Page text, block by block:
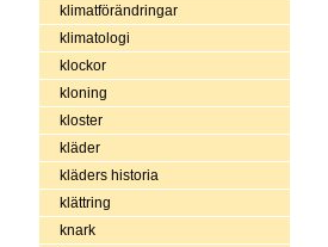
klimatförändringar
klimatologi
klockor
kloning
kloster
kläder
kläders historia
klättring
knark